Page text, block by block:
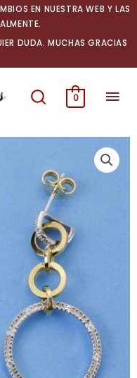
EN NUESTRA WEB Y LAS
DUDA. MUCHAS GRACIAS
0